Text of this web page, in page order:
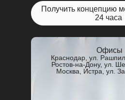
Офисы
Краснодар, ул.
Ростов-на-Дону, ул.
Москва, Истра, ул.
Получить концепцию
24 часа